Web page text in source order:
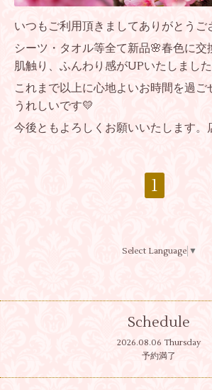
いつもご利用頂きましてありがとう
シーツ・タオル等全て新品🌸春色に交
肌触り、ふんわり感がUPいたしまし
これまで以上に心地よいお時間を過ご
うれしいです💛
今後ともよろしくお願いいたします。
1
Select Language ▼
Schedule
2026.08.06 Thursday
予約満了